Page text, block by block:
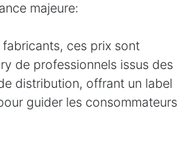
majeure:
ces prix sont
de professionnels issus des
distribution, offrant un label
guider les consommateurs